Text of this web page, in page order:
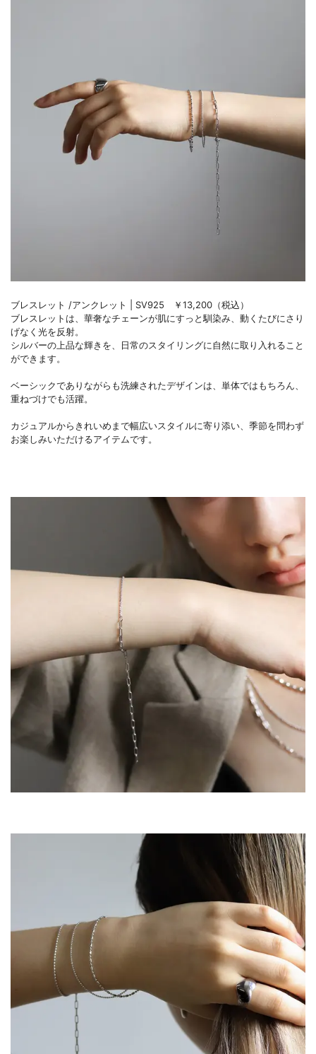
ブレスレット /アンクレット | SV925 ￥13,200（税込）
ブレスレットは、華奢なチェーンが肌にすっと馴染み、動くたびにさり
げなく光を反射。
シルバーの上品な輝きを、日常のスタイリングに自然に取り入れること
ができます。
ベーシックでありながらも洗練されたデザインは、単体ではもちろん、
重ねづけでも活躍。
カジュアルからきれいめまで幅広いスタイルに寄り添い、季節を問わず
お楽しみいただけるアイテムです。